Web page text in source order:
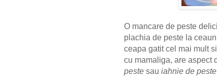
O mancare de peste
plachia de peste la
ceapa gatit cel mai mult
cu mamaliga, are aspect
peste sau iahnie de peste